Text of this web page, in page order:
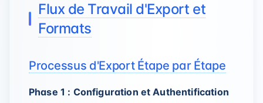
Flux de Travail d'Export et
Formats
Processus d'Export Étape par Étape
Phase 1 : Configuration et Authentification